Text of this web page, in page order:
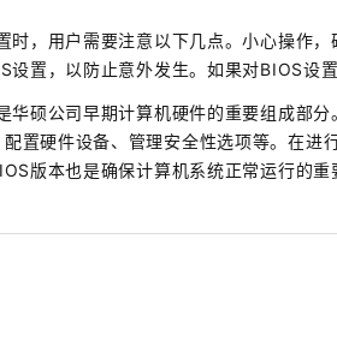
时，用户需要注意以下几点。小心操作
设置，以防止意外发生。如果对BIOS设
华硕公司早期计算机硬件的重要组成部
置硬件设备、管理安全性选项等。在
版本也是确保计算机系统正常运行的重